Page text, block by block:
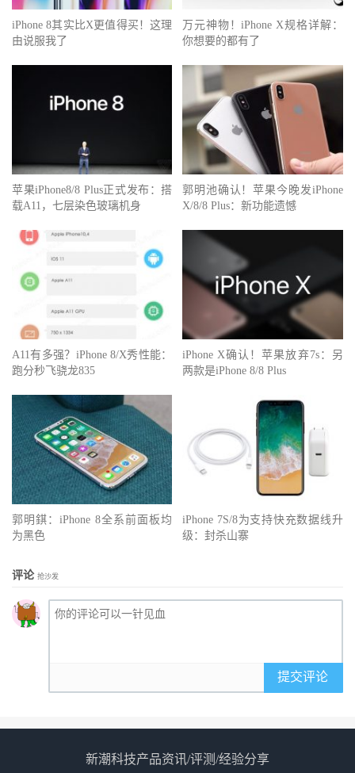
iPhone 8其实比X更值得买！这理
由说服我了
万元神物！iPhone X规格详解：
你想要的都有了
苹果iPhone8/8 Plus正式发布：搭
载A11，七层染色玻璃机身
郭明池确认！苹果今晚发iPhone
X/8/8 Plus：新功能遗憾
A11有多强？iPhone 8/X秀性能：
跑分秒飞骁龙835
iPhone X确认！苹果放弃7s：另
两款是iPhone 8/8 Plus
郭明錤：iPhone 8全系前面板均
为黑色
iPhone 7S/8为支持快充数据线升
级：封杀山寨
评论 抢沙发
提交评论
新潮科技产品资讯/评测/经验分享